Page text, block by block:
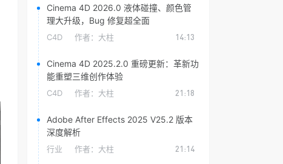
Cinema 4D 2026.0 液体碰撞、颜色管
理大升级，Bug 修复超全面
C4D 作者： 大柱 14:13
Cinema 4D 2025.2.0 重磅更新：革新功
能重塑三维创作体验
C4D 作者： 大柱 21:18
Adobe After Effects 2025 V25.2 版本
深度解析
行业 作者： 大柱 21:14